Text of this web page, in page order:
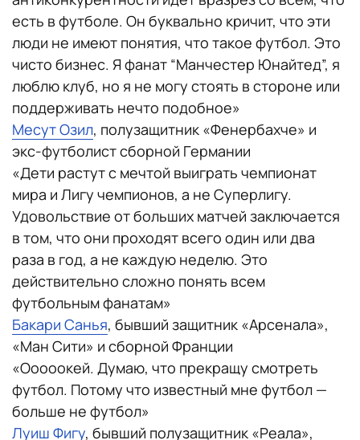
есть в футболе. Он буквально кричит, что эти
люди не имеют понятия, что такое футбол. Это
чисто бизнес. Я фанат “Манчестер Юнайтед”, я
люблю клуб, но я не могу стоять в стороне или
поддерживать нечто подобное»
Месут Озил, полузащитник «Фенербахче» и
экс-футболист сборной Германии
«Дети растут с мечтой выиграть чемпионат
мира и Лигу чемпионов, а не Суперлигу.
Удовольствие от больших матчей заключается
в том, что они проходят всего один или два
раза в год, а не каждую неделю. Это
действительно сложно понять всем
футбольным фанатам»
Бакари Санья, бывший защитник «Арсенала»,
«Ман Сити» и сборной Франции
«Ооооокей. Думаю, что прекращу смотреть
футбол. Потому что известный мне футбол —
больше не футбол»
Луиш Фигу, бывший полузащитник «Реала»,